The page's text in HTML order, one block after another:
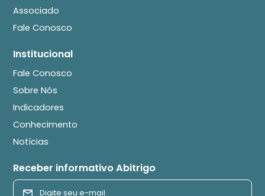
Associado
Fale Conosco
Institucional
Fale Conosco
Sobre Nós
Indicadores
Conhecimento
Notícias
Receber informativo Abitrigo